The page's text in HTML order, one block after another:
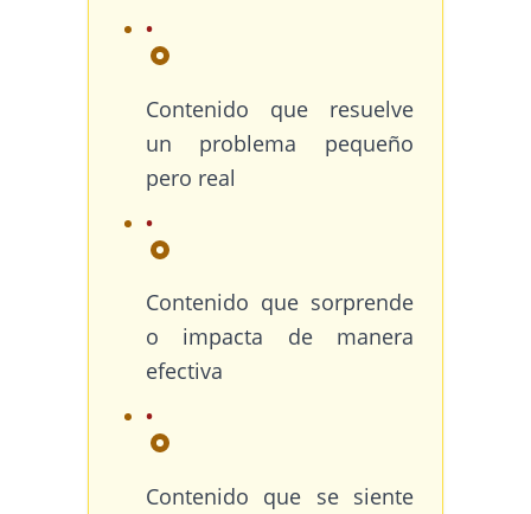
Contenido que resuelve
un problema pequeño
pero real
Contenido que sorprende
o impacta de manera
efectiva
Contenido que se siente